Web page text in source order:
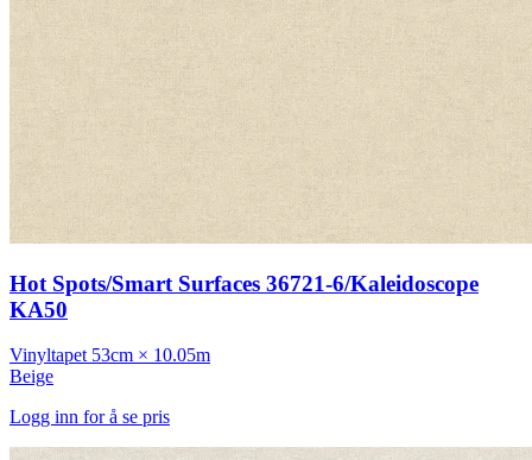
Hot Spots/Smart Surfaces 36721-6/Kaleidoscope
KA50
Vinyltapet 53cm × 10.05m
Beige
Logg inn for å se pris